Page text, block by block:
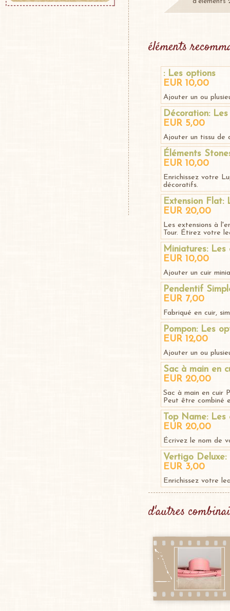
éléments
: Les options
EUR 10,00
Ajouter un ou
Décoration:
EUR 5,00
Ajouter un tissu de
Éléments
EUR 10,00
Enrichissez votre
décoratifs.
Extension Flat:
EUR 20,00
Les extensions à
Tour. Étirez votre
Miniatures: Les
EUR 10,00
Ajouter un cuir
Pendentif
EUR 7,00
Fabriqué en cuir,
Pompon: Les
EUR 12,00
Ajouter un ou
Sac à main en
EUR 20,00
Sac à main en cuir
Peut être combiné
Top Name: Les
EUR 20,00
Écrivez le nom de
Vertigo Deluxe:
EUR 3,00
Enrichissez votre
d'autres